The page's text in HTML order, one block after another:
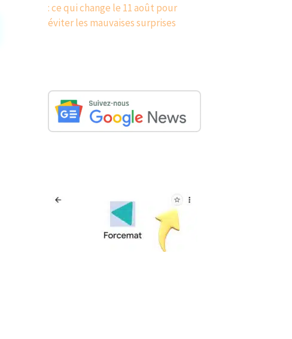
: ce qui change le 11 août pour
éviter les mauvaises surprises